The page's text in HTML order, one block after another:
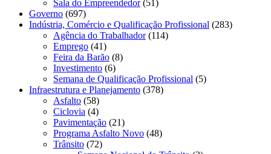
Sala do Empreendedor(51)
Governo (697)
Indústria, Comércio e Qualificação Profissional (283)
Agência do Trabalhador(114)
Emprego (41)
Feira da Barão (8)
Investimento (6)
Semana de Qualificação Profissional (5)
Infraestrutura e Planejamento (378)
Asfalto (58)
Ciclovia (4)
Pavimentação (21)
Programa Asfalto Novo (48)
Trânsito (72)